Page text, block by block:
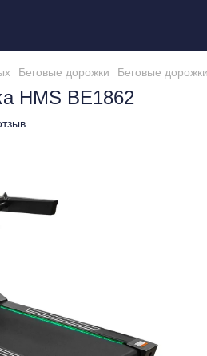
Беговые дорожки Беговые
HMS BE1862